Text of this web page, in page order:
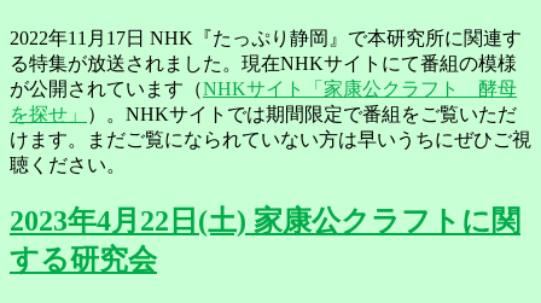
2022年11月17日 NHK『たっぷり静岡』で本研究所に関連す
る特集が放送されました。現在NHKサイトにて番組の模様
が公開されています（NHKサイト「家康公クラフト 酵母
を探せ」
）。NHKサイトでは期間限定で番組をご覧いただ
けます。まだご覧になられていない方は早いうちにぜひご視
聴ください。
2023年4月22日(土) 家康公クラフトに関
する研究会